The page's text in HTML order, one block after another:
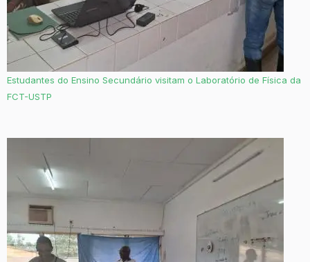
Estudantes do Ensino Secundário visitam o Laboratório de Física da
FCT-USTP